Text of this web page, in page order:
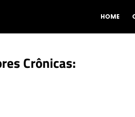
HOME
Crônicas: